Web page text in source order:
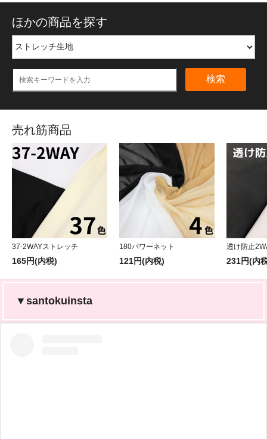
ほかの商品を探す
検索
売れ筋商品
37-2WAYストレッチ
165円(内税)
180パワーネット
121円(内税)
透け防止
231円(内
▼santokuinsta